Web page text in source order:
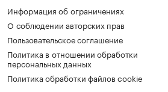
Информация об ограничениях
О соблюдении авторских прав
Пользовательское соглашение
Политика в отношении обработки
персональных данных
Политика обработки файлов cookie